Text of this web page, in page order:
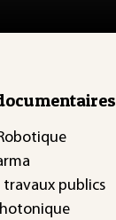
publics